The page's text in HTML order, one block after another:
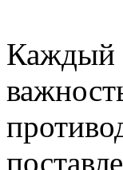
Каждый